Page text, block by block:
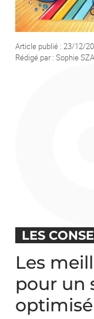
Votre demande
Article publié : 23/12/
Rédigé par : Sophie
LES
Les
pour un